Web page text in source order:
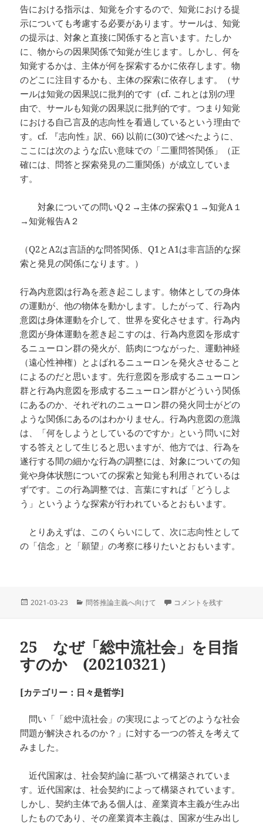
告における指示は、知覚を介するので、知覚における提
示についても考慮する必要があります。サールは、知覚
の提示は、対象と直接に関係すると言います。たしか
に、物からの因果関係で知覚が生じます。しかし、何を
知覚するかは、主体が何を探索するかに依存します。物
のどこに注目するかも、主体の探索に依存します。（サ
ールは知覚の因果説に批判的です（cf. これとは別の理
由で、サールも知覚の因果説に批判的です。つまり知覚
における自己言及的志向性を看過しているという理由で
す。cf. 『志向性』訳、66) 以前に(30)で述べたように、
ここには次のような広い意味での「二重問答関係」（正
確には、問答と探索発見の二重関係）が成立していま
す。
対象についての問いQ２→主体の探索Q１→知覚A１
→知覚報告A２
（Q2とA2は言語的な問答関係、Q1とA1は非言語的な探
索と発見の関係になります。）
行為内意図は行為を惹き起こします。物体としての身体
の運動が、他の物体を動かします。したがって、行為内
意図は身体運動を介して、世界を変化させます。行為内
意図が身体運動を惹き起こすのは、行為内意図を形成す
るニューロン群の発火が、筋肉につながった、運動神経
（遠心性神権）とよばれるニューロンを発火させること
によるのだと思います。先行意図を形成するニューロン
群と行為内意図を形成するニューロン群がどういう関係
にあるのか、それぞれのニューロン群の発火同士がどの
ような関係にあるのはわかりません。行為内意図の意識
は、「何をしようとしているのですか」という問いに対
する答えとして生じると思いますが、他方では、行為を
遂行する間の細かな行為の調整には、対象についての知
覚や身体状態についての探索と知覚も利用されているは
ずです。この行為調整では、言葉にすれば「どうしよ
う」というような探索が行われているとおもいます。
とりあえずは、このくらいにして、次に志向性として
の「信念」と「願望」の考察に移りたいとおもいます。
投
2021-03-23
カ
ー
問答推論主義へ向けて 37 問答としての「提示
コメントを残す
25 なぜ「総中流社会」を目指
すのか (20210321）
[カテゴリー：日々是哲学]
問い「「総中流社会」の実現によってどのような社会
問題が解決されるのか？」に対する一つの答えを考えて
みました。
近代国家は、社会契約論に基づいて構築されていま
す。近代国家は、社会契約によって構築されています。
しかし、契約主体である個人は、産業資本主義が生み出
したものであり、その産業資本主義は、国家が生み出し